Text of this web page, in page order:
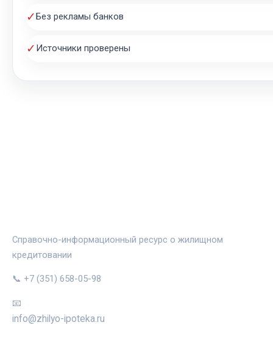
✓Без рекламы банков
✓ Источники проверены
Справочно-информационный ресурс о жилищном
кредитовании
📞 +7 (351) 658-05-98
📧
info@zhilyo-ipoteka.ru